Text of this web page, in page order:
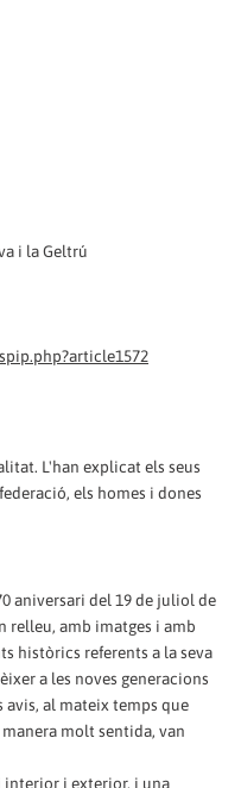
i la Geltrú
L'han explicat els seus
els homes i dones
aniversari del 19 de juliol de
relleu, amb imatges i amb
històrics referents a la seva
a les noves generacions
avis, al mateix temps que
molt sentida, van
interior i exterior, i una